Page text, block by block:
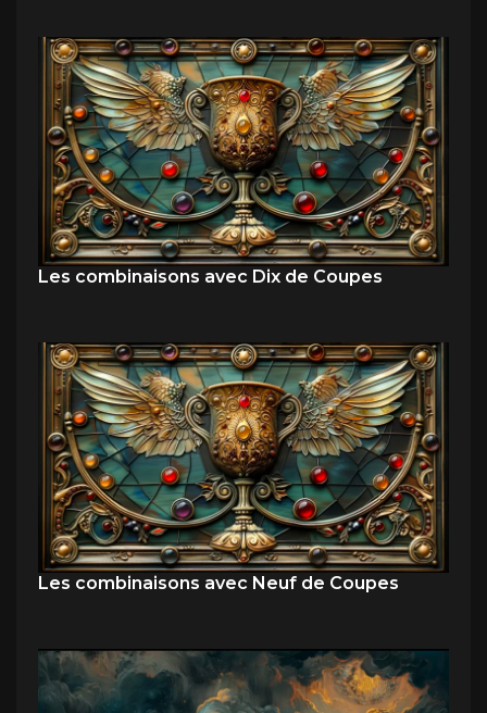
Les combinaisons avec Dix de Coupes
Les combinaisons avec Neuf de Coupes